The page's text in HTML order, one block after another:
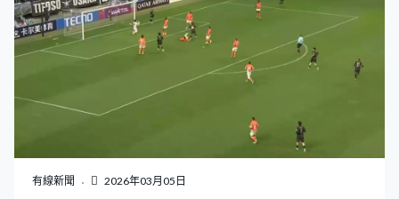
強鬥波波夫。 世界第4的基斯迪首圈過關，首局贏21比11
後，被紫衫、新加坡的鄭加恆，以21比10扳平局數。過去
4次碰頭都贏，這位印尼球手決勝的第3局控制大局。幾乎
由頭帶到尾下，贏21比15，局數2比1晉級，會與中華台北
的林俊易爭入8強。 面向鏡頭、2022冠軍山口茜女單首圈
直落兩局，淘汰泰國的寶珊娜。
有線新聞 2026年03月05日